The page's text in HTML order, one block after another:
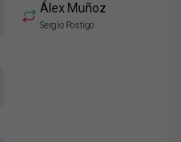
Álex Muñoz
Sergio Postigo